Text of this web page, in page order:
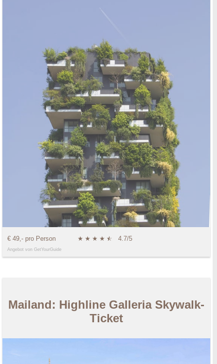
€ 49,- pro Person ★ ★ ★ ★ ★
☆ 4.7/5
Angebot von GetYourGuide
Mailand: Highline Galleria Skywalk-
Ticket